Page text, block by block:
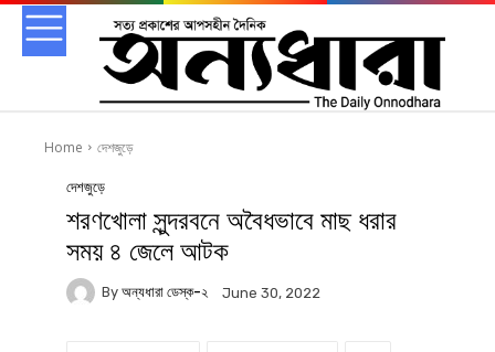
Home দেশজুড়ে
দেশজুড়ে
শরণখোলা সুন্দরবনে অবৈধভাবে মাছ ধরার
সময় ৪ জেলে আটক
By অন্যধারা ডেস্ক-২ June 30, 2022